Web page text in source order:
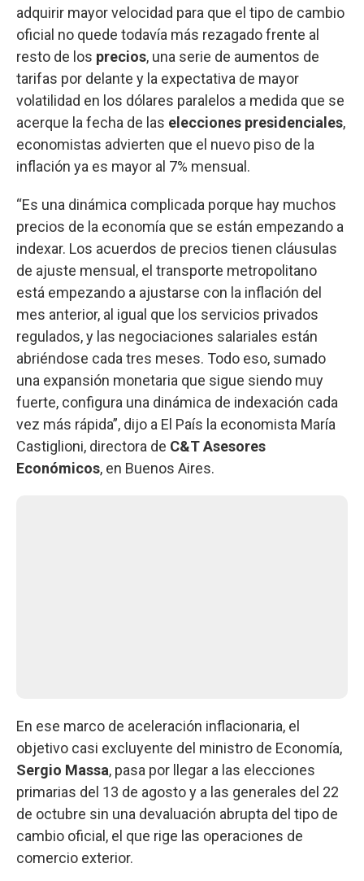
adquirir mayor velocidad para que el tipo de cambio
oficial no quede todavía más rezagado frente al
resto de los precios, una serie de aumentos de
tarifas por delante y la expectativa de mayor
volatilidad en los dólares paralelos a medida que se
acerque la fecha de las elecciones presidenciales,
economistas advierten que el nuevo piso de la
inflación ya es mayor al 7% mensual.
“Es una dinámica complicada porque hay muchos
precios de la economía que se están empezando a
indexar. Los acuerdos de precios tienen cláusulas
de ajuste mensual, el transporte metropolitano
está empezando a ajustarse con la inflación del
mes anterior, al igual que los servicios privados
regulados, y las negociaciones salariales están
abriéndose cada tres meses. Todo eso, sumado
una expansión monetaria que sigue siendo muy
fuerte, configura una dinámica de indexación cada
vez más rápida”, dijo a El País la economista María
Castiglioni, directora de C&T Asesores
Económicos, en Buenos Aires.
En ese marco de aceleración inflacionaria, el
objetivo casi excluyente del ministro de Economía,
Sergio Massa, pasa por llegar a las elecciones
primarias del 13 de agosto y a las generales del 22
de octubre sin una devaluación abrupta del tipo de
cambio oficial, el que rige las operaciones de
comercio exterior.